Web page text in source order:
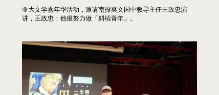
亚大文学嘉年华活动，邀请南投爽文国中教导主任王政忠演
讲，王政忠：他很努力做「斜槓青年」。